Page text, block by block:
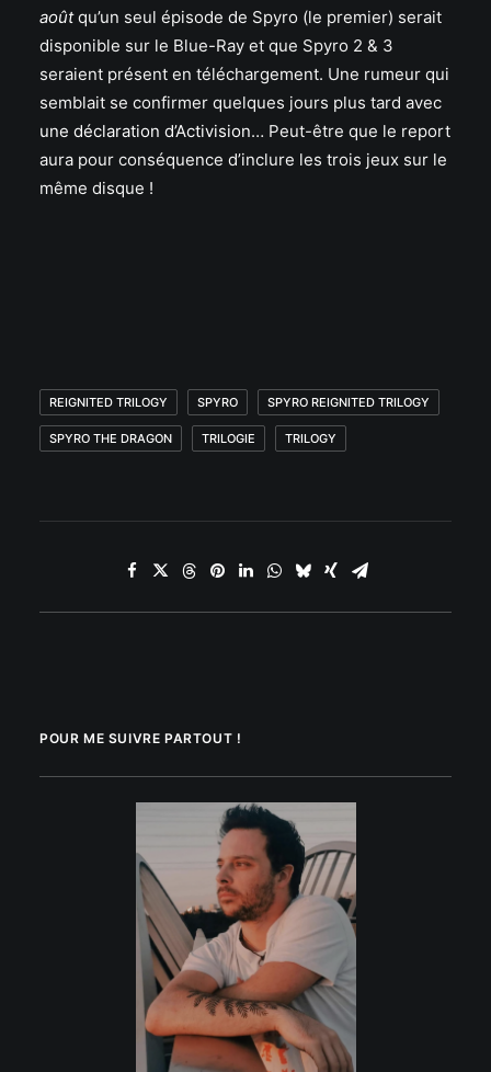
aoûtqu’un seul épisode de Spyro (le premier) serait
disponible sur le Blue-Ray et que Spyro 2 & 3
seraient présent en téléchargement. Une rumeur qui
semblait se confirmer quelques jours plus tard avec
une déclaration d’Activision… Peut-être que le report
aura pour conséquence d’inclure les trois jeux sur le
même disque !
REIGNITED TRILOGY SPYRO SPYRO REIGNITED TRILOGY
SPYRO THE DRAGON TRILOGIE TRILOGY
POUR ME SUIVRE PARTOUT !